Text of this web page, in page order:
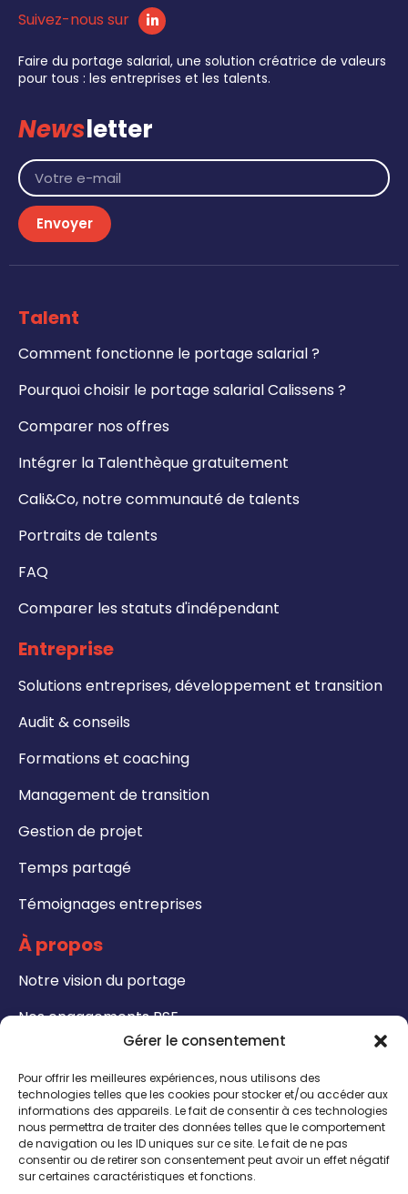
Gérer le consentement
Pour offrir les meilleures expériences, nous utilisons des
technologies telles que les cookies pour stocker et/ou accéder aux
informations des appareils. Le fait de consentir à ces technologies
nous permettra de traiter des données telles que le comportement
de navigation ou les ID uniques sur ce site. Le fait de ne pas
consentir ou de retirer son consentement peut avoir un effet négatif
sur certaines caractéristiques et fonctions.
Suivez-nous sur
Faire du portage salarial, une solution créatrice de valeurs
pour tous : les entreprises et les talents.
Newsletter
Envoyer
Talent
Comment fonctionne le portage salarial ?
Pourquoi choisir le portage salarial Calissens ?
Comparer nos offres
Intégrer la Talenthèque gratuitement
Cali&Co, notre communauté de talents
Portraits de talents
FAQ
Comparer les statuts d'indépendant
Entreprise
Solutions entreprises, développement et transition
Audit & conseils
Formations et coaching
Management de transition
Gestion de projet
Temps partagé
Témoignages entreprises
À propos
Notre vision du portage
Nos engagements RSE
Notre catalogue de formation
Formateurs - Bénéficiez de notre certification
QUALIOPI